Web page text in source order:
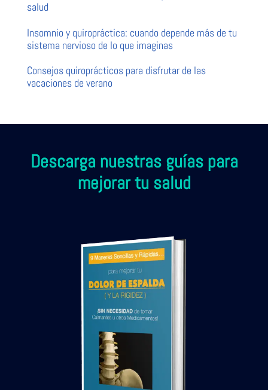
salud
Insomnio y quiropráctica: cuando depende más de tu
sistema nervioso de lo que imaginas
Consejos quiroprácticos para disfrutar de las
vacaciones de verano
Descarga nuestras guías para
mejorar tu salud